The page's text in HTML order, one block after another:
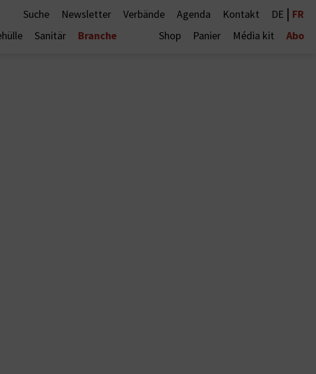
Suche Newsletter Verbände Agenda Kontakt DE | FR
Sanitär Branche Shop Panier Média kit Abo